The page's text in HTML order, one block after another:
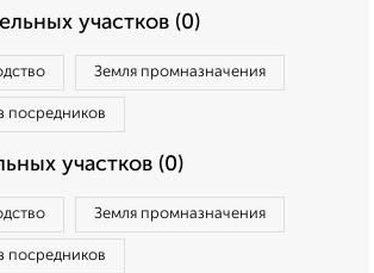
участков (0)
Земля промназначения
посредников
участков (0)
Земля промназначения
посредников